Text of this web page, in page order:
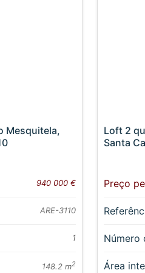
Mesquitela,
940 000 €
ARE-3110
1
148.2 m2
Loft 2
Santa
Preço
Número
Área